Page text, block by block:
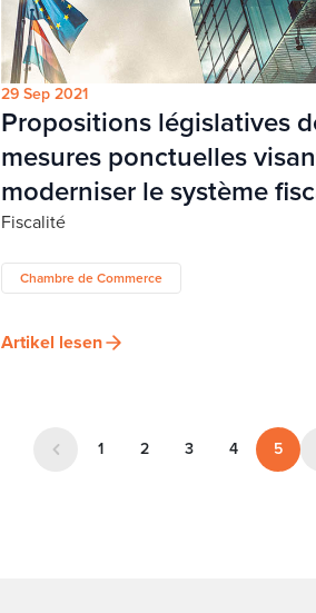
29 Sep 2021
Propositions législatives
mesures ponctuelles
moderniser le système
Fiscalité
Chambre de Commerce
Artikel lesen
1 2 3 4 5